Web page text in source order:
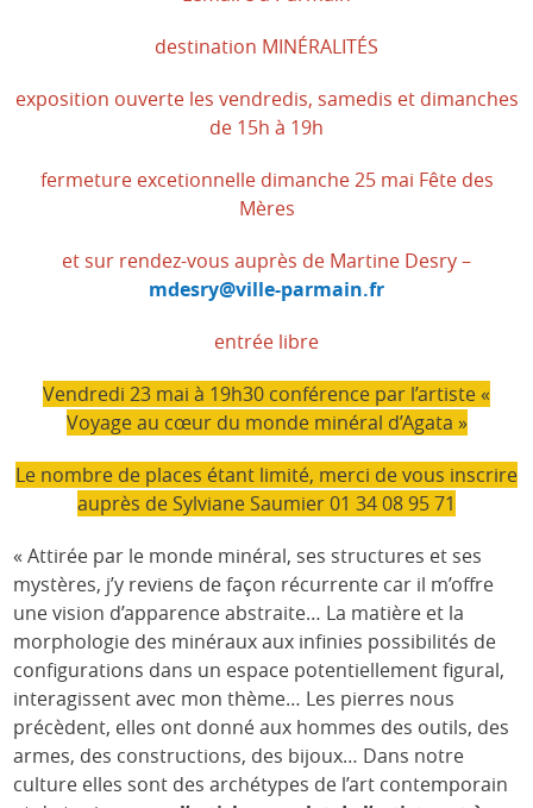
destination MINÉRALITÉS
exposition ouverte les vendredis, samedis et dimanches
de 15h à 19h
fermeture excetionnelle dimanche 25 mai Fête des
Mères
et sur rendez-vous auprès de Martine Desry –
mdesry@ville-parmain.fr
entrée libre
Vendredi 23 mai à 19h30 conférence par l’artiste «
Voyage au cœur du monde minéral d’Agata »
Le nombre de places étant limité, merci de vous inscrire
auprès de Sylviane Saumier 01 34 08 95 71
« Attirée par le monde minéral, ses structures et ses
mystères, j’y reviens de façon récurrente car il m’offre
une vision d’apparence abstraite… La matière et la
morphologie des minéraux aux infinies possibilités de
configurations dans un espace potentiellement figural,
interagissent avec mon thème… Les pierres nous
précèdent, elles ont donné aux hommes des outils, des
armes, des constructions, des bijoux… Dans notre
culture elles sont des archétypes de l’art contemporain